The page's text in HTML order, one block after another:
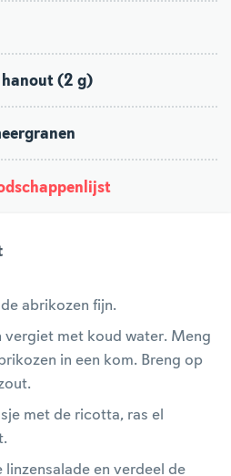
hanout (2 g)
abrikozen fijn.
vergiet met koud water. Meng
in een kom. Breng op
met de ricotta, ras el
linzensalade en verdeel de